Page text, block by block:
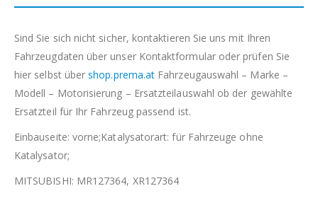
Sind Sie sich nicht sicher, kontaktieren Sie uns mit Ihren
Fahrzeugdaten über unser Kontaktformular oder prüfen Sie
hier selbst übershop.prema.at Fahrzeugauswahl – Marke –
Modell – Motorisierung – Ersatzteilauswahl ob der gewählte
Ersatzteil für Ihr Fahrzeug passend ist.
Einbauseite: vorne;Katalysatorart: für Fahrzeuge ohne
Katalysator;
MITSUBISHI: MR127364, XR127364